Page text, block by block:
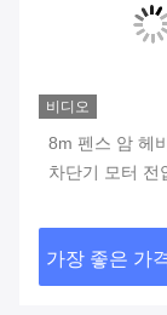
비디오
8m 펜스 암 헤
차단기 모터 전
성 출입 통제
가장 좋은 가